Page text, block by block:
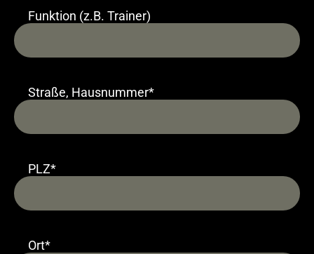
Funktion (z.B. Trainer)
Straße, Hausnummer*
PLZ*
Ort*